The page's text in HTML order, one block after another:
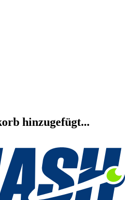
hinzugefügt...